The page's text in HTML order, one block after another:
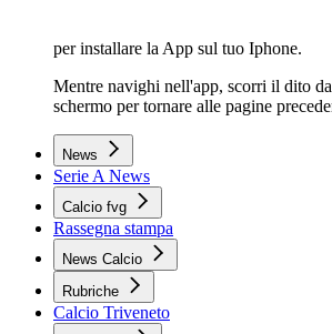
per installare la App sul tuo Iphone.
Mentre navighi nell'app, scorri il dito
schermo per tornare alle pagine
News
Serie A News
Calcio fvg
Rassegna stampa
News Calcio
Rubriche
Calcio Triveneto